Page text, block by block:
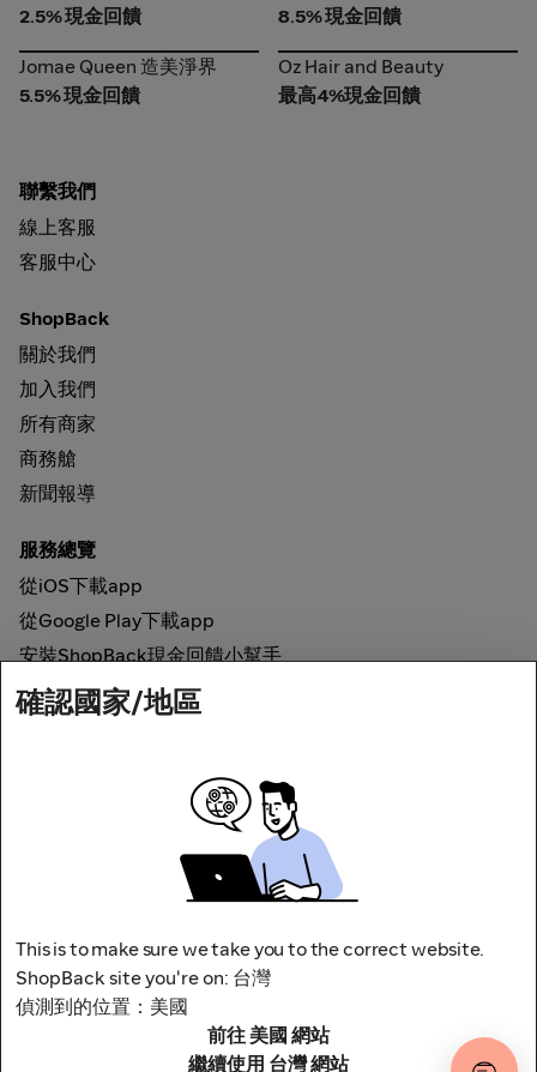
2.5% 現金回饋
8.5% 現金回饋
Jomae Queen 造美淨界
Jomae Queen 造美淨界
5.5% 現金回饋
Oz Hair and Beauty
Oz Hair and Beauty
最高4%現金回饋
聯繫我們
線上客服
客服中心
ShopBack
關於我們
加入我們
所有商家
商務艙
新聞報導
服務總覽
從iOS下載app
從Google Play下載app
安裝ShopBack現金回饋小幫手
如何運作
地址：台北市松山區南京東路四段1號8樓
隱私權政策
確認國家/地區
This is to make sure we take you to the correct website.
ShopBack site you're on: 台灣
偵測到的位置：美國
前往 美國 網站
繼續使用 台灣 網站